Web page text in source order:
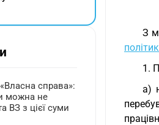
З
1.
а)
справа»:
можна не
ВЗ з цієї суми